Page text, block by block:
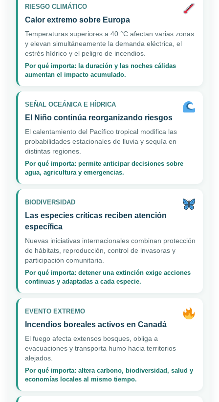
RIESGO CLIMÁTICO
Calor extremo sobre Europa
Temperaturas superiores a 40 °C afectan varias zonas
y elevan simultáneamente la demanda eléctrica, el
estrés hídrico y el peligro de incendios.
Por qué importa: la duración y las noches cálidas
aumentan el impacto acumulado.
SEÑAL OCEÁNICA E HÍDRICA
El Niño continúa reorganizando riesgos
El calentamiento del Pacífico tropical modifica las
probabilidades estacionales de lluvia y sequía en
distintas regiones.
Por qué importa: permite anticipar decisiones sobre
agua, agricultura y emergencias.
BIODIVERSIDAD
Las especies críticas reciben atención
específica
Nuevas iniciativas internacionales combinan protección
de hábitats, reproducción, control de invasoras y
participación comunitaria.
Por qué importa: detener una extinción exige acciones
continuas y adaptadas a cada especie.
EVENTO EXTREMO
Incendios boreales activos en Canadá
El fuego afecta extensos bosques, obliga a
evacuaciones y transporta humo hacia territorios
alejados.
Por qué importa: altera carbono, biodiversidad, salud y
economías locales al mismo tiempo.